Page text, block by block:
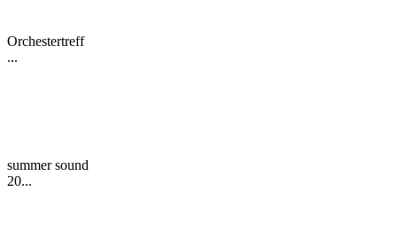
Orchestertreff
...
summer sound
20...